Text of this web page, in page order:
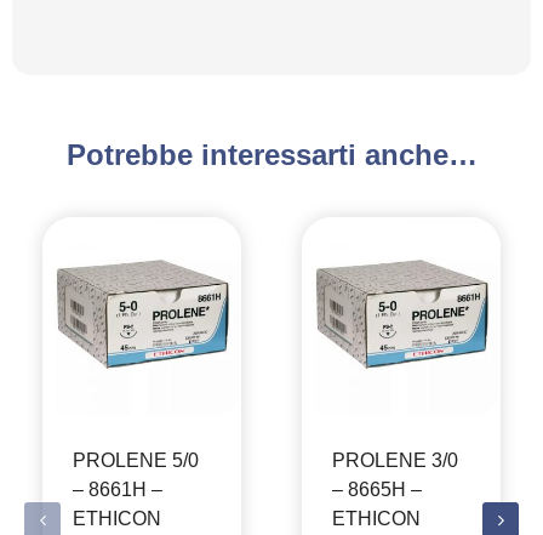
Potrebbe interessarti anche…
PROLENE 5/0
– 8661H –
ETHICON
PROLENE 3/0
– 8665H –
ETHICON